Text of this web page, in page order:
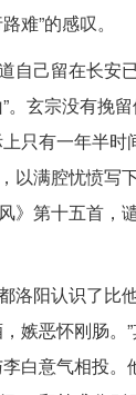
难”的感叹。
自己留在长安
。玄宗没有挽
只有一年半时
以满腔忧愤写
》第十五首，
洛阳认识了比
嫉恶怀刚肠。
白意气相投。